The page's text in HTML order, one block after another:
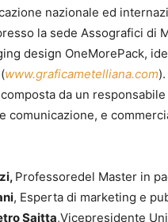
nazionale ed
la sede Assografici di
design OneMorePack,
www.graficametelliana.com
da un
e
Professoredel Master in
, Esperta di marketing e
Saitta,Vicepresidente